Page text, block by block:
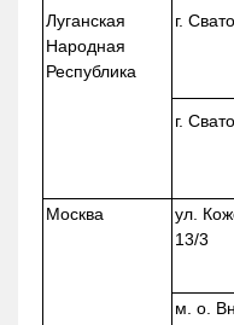
Луганская
Народная
Республика
г.
г.
Москва ул.
13/3
м. о.